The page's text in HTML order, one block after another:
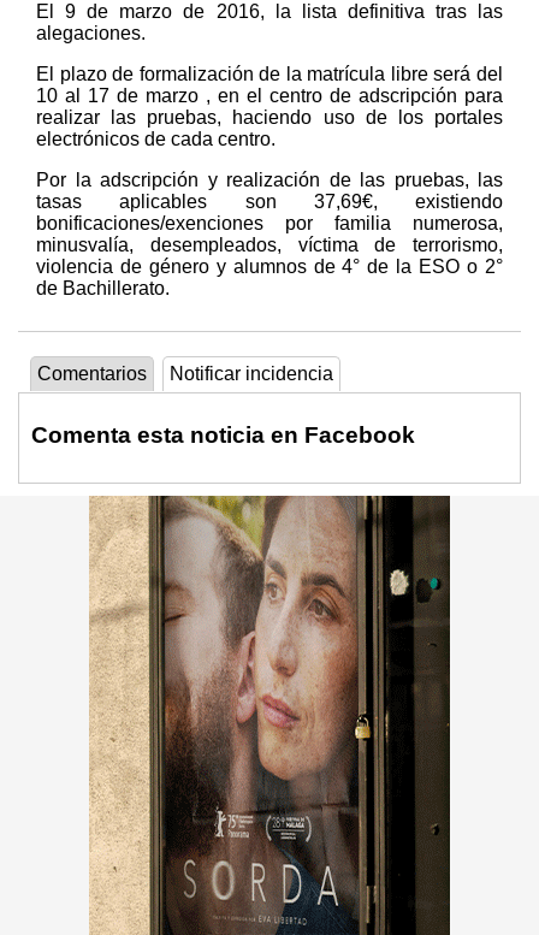
El 9 de marzo de 2016, la lista definitiva tras las
alegaciones.
El plazo de formalización de la matrícula libre será del
10 al 17 de marzo , en el centro de adscripción para
realizar las pruebas, haciendo uso de los portales
electrónicos de cada centro.
Por la adscripción y realización de las pruebas, las
tasas aplicables son 37,69€, existiendo
bonificaciones/exenciones por familia numerosa,
minusvalía, desempleados, víctima de terrorismo,
violencia de género y alumnos de 4° de la ESO o 2°
de Bachillerato.
Comentarios Notificar incidencia
Comenta esta noticia en Facebook